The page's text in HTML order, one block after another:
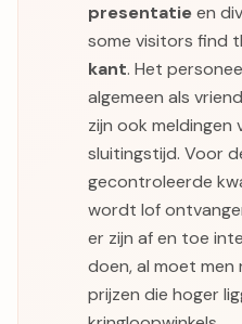
presentatieen
some visitors find
kant. Het
algemeen als
zijn ook meldingen
sluitingstijd. Voor
gecontroleerde
wordt lof
er zijn af en toe
doen, al moet men
prijzen die hoger